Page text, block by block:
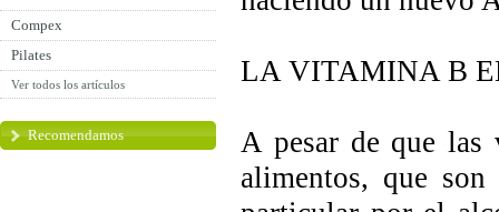
Compex
Pilates
Ver todos los artículos
Recomendamos
LA VITAMINA B
A pesar de que las
alimentos, que